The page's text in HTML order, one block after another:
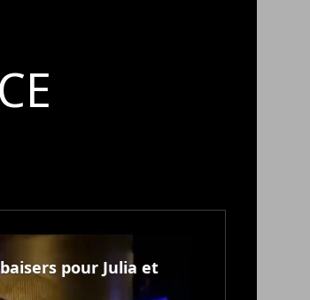
pour Julia et